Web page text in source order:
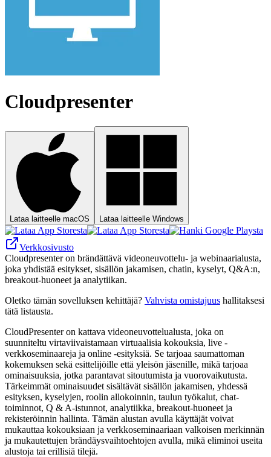
Cloudpresenter
Lataa laitteelle macOS Lataa laitteelle Windows
Verkkosivusto
Cloudpresenter on brändättävä videoneuvottelu- ja webinaarialusta,
joka yhdistää esitykset, sisällön jakamisen, chatin, kyselyt, Q&A:n,
breakout-huoneet ja analytiikan.
Oletko tämän sovelluksen kehittäjä? Vahvista omistajuus hallitaksesi
tätä listausta.
CloudPresenter on kattava videoneuvottelualusta, joka on
suunniteltu virtaviivaistamaan virtuaalisia kokouksia, live -
verkkoseminaareja ja online -esityksiä. Se tarjoaa saumattoman
kokemuksen sekä esittelijöille että yleisön jäsenille, mikä tarjoaa
ominaisuuksia, jotka parantavat sitoutumista ja vuorovaikutusta.
Tärkeimmät ominaisuudet sisältävät sisällön jakamisen, yhdessä
esityksen, kyselyjen, roolin allokoinnin, taulun työkalut, chat-
toiminnot, Q & A-istunnot, analytiikka, breakout-huoneet ja
rekisteröinnin hallinta. Tämän alustan avulla käyttäjät voivat
mukauttaa kokouksiaan ja verkkoseminaariaan valkoisen merkinnän
ja mukautettujen brändäysvaihtoehtojen avulla, mikä eliminoi useita
alustoja tai erillisiä tilejä.